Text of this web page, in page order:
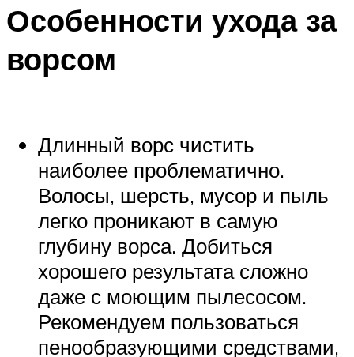
Особенности ухода за
ворсом
Длинный ворс чистить
наиболее проблематично.
Волосы, шерсть, мусор и пыль
легко проникают в самую
глубину ворса. Добиться
хорошего результата сложно
даже с моющим пылесосом.
Рекомендуем пользоваться
пенообразующими средствами,